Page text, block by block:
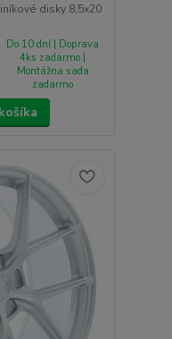
disky 8,5x20
Do 10 dní | Doprava
4ks zadarmo |
Montážna sada
zadarmo